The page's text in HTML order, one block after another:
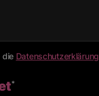
die Datenschutzerklärung
*